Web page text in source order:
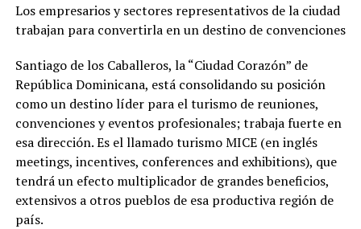
Los empresarios y sectores representativos de la ciudad
trabajan para convertirla en un destino de convenciones
Santiago de los Caballeros, la “Ciudad Corazón” de
República Dominicana, está consolidando su posición
como un destino líder para el turismo de reuniones,
convenciones y eventos profesionales; trabaja fuerte en
esa dirección. Es el llamado turismo MICE (en inglés
meetings, incentives, conferences and exhibitions), que
tendrá un efecto multiplicador de grandes beneficios,
extensivos a otros pueblos de esa productiva región de
país.